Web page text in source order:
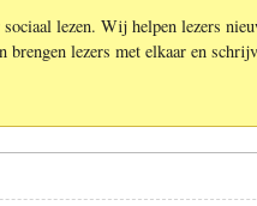
lezen. Wij helpen lezers
brengen lezers met elkaar en